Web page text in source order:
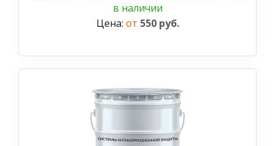
в наличии
Цена: от 550 руб.